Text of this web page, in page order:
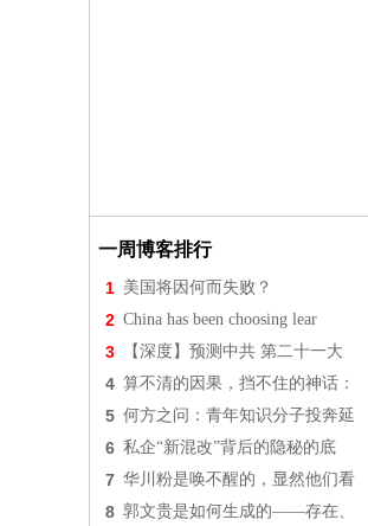
一周博客排行
1 美国将因何而失败？
2 China has been choosing lear
3 【深度】预测中共 第二十一大
4 算不清的因果，挡不住的神话：
5 何方之问：青年知识分子投奔延
6 私企“新混改”背后的隐秘的底
7 华川粉是唤不醒的，显然他们看
8 郭文贵是如何生成的——存在、